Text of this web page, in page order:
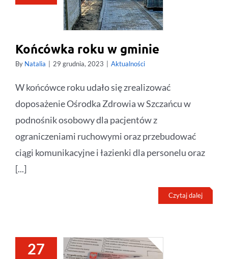
Końcówka roku w gminie
By Natalia 29 grudnia, 2023 Aktualności
W końcówce roku udało się zrealizować
doposażenie Ośrodka Zdrowia w Szczańcu w
podnośnik osobowy dla pacjentów z
ograniczeniami ruchowymi oraz przebudować
ciągi komunikacyjne i łazienki dla personelu oraz
[...]
Czytaj dalej
27